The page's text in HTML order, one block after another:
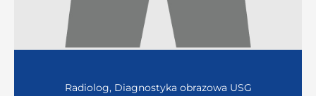
Radiolog, Diagnostyka obrazowa USG